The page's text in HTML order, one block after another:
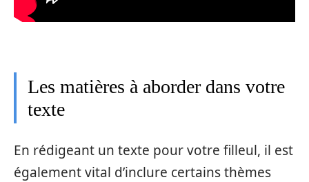
Les matières à aborder dans votre
texte
En rédigeant un texte pour votre filleul, il est
également vital d’inclure certains thèmes